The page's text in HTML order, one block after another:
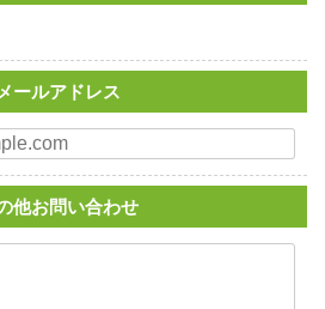
メールアドレス
他お問い合わせ